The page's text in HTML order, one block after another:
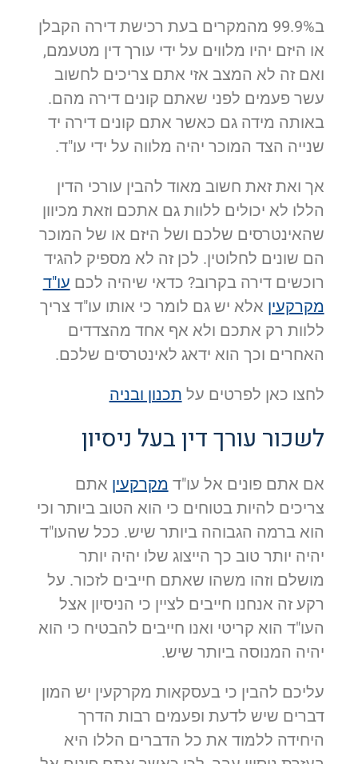
ב99.9% מהמקרים בעת רכישת דירה הקבלן
או היזם יהיו מלווים על ידי עורך דין מטעמם,
ואם זה לא המצב אזי אתם צריכים לחשוב
עשר פעמים לפני שאתם קונים דירה מהם.
באותה מידה גם כאשר אתם קונים דירה יד
שנייה הצד המוכר יהיה מלווה על ידי עו"ד.
אך ואת זאת חשוב מאוד להבין עורכי הדין
הללו לא יכולים ללוות גם אתכם וזאת מכיוון
שהאינטרסים שלכם ושל היזם או של המוכר
הם שונים לחלוטין. לכן זה לא מספיק להגיד
רוכשים דירה בקרוב? כדאי שיהיה לכם עו"ד
מקרקעין אלא יש גם לומר כי אותו עו"ד צריך
ללוות רק אתכם ולא אף אחד מהצדדים
האחרים וכך הוא ידאג לאינטרסים שלכם.
לחצו כאן לפרטים על תכנון ובניה
לשכור עורך דין בעל ניסיון
אם אתם פונים אל עו"ד מקרקעין אתם
צריכים להיות בטוחים כי הוא הטוב ביותר וכי
הוא ברמה הגבוהה ביותר שיש. ככל שהעו"ד
יהיה יותר טוב כך הייצוג שלו יהיה יותר
מושלם וזהו משהו שאתם חייבים לזכור. על
רקע זה אנחנו חייבים לציין כי הניסיון אצל
העו"ד הוא קריטי ואנו חייבים להבטיח כי הוא
יהיה המנוסה ביותר שיש.
עליכם להבין כי בעסקאות מקרקעין יש המון
דברים שיש לדעת ופעמים רבות הדרך
היחידה ללמוד את כל הדברים הללו היא